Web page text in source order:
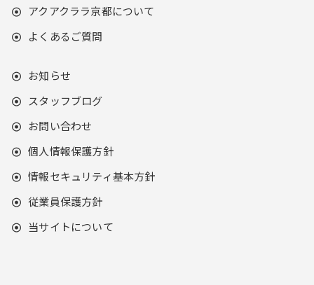
アクアクララ京都について
よくあるご質問
お知らせ
スタッフブログ
お問い合わせ
個人情報保護方針
情報セキュリティ基本方針
従業員保護方針
当サイトについて